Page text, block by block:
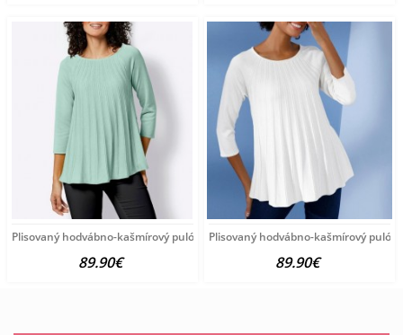
Plisovaný hodvábno-kašmírový pulóver vzhľadom Création
89.90€
Plisovaný hodvábno-kašmírový
89.90€